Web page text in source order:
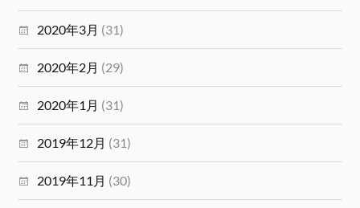
2020年3月 (31)
2020年2月 (29)
2020年1月 (31)
2019年12月 (31)
2019年11月 (30)